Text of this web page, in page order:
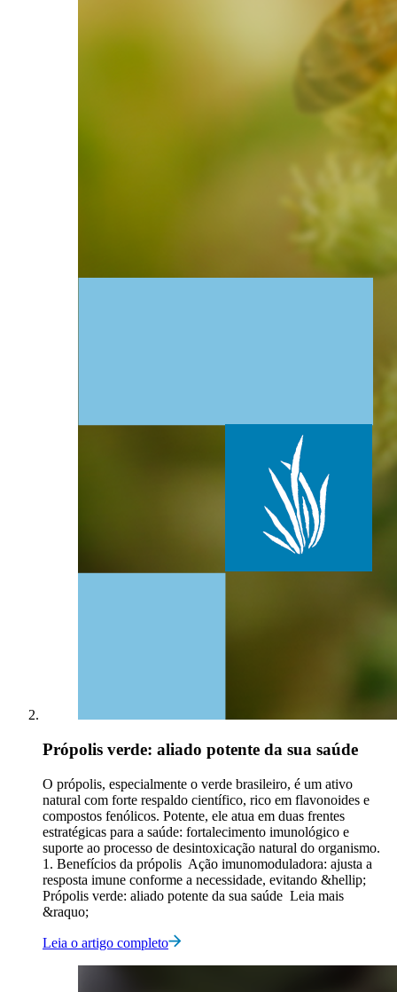
Própolis verde: aliado potente da sua saúde
O própolis, especialmente o verde brasileiro, é um ativo
natural com forte respaldo científico, rico em flavonoides e
compostos fenólicos. Potente, ele atua em duas frentes
estratégicas para a saúde: fortalecimento imunológico e
suporte ao processo de desintoxicação natural do organismo.
1. Benefícios da própolis Ação imunomoduladora: ajusta a
resposta imune conforme a necessidade, evitando &hellip;
Própolis verde: aliado potente da sua saúde Leia mais
&raquo;
Leia o artigo completo